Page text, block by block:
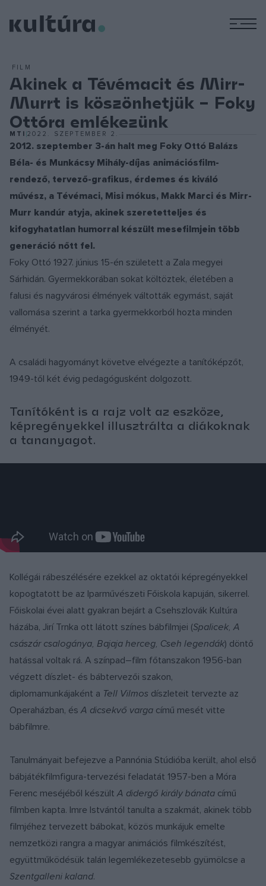
FILM
Akinek a Tévémacit és Mirr-
Murrt is köszönhetjük – Foky
Ottóra emlékezünk
MTI 2022. SZEPTEMBER 2.
2012. szeptember 3-án halt meg Foky Ottó Balázs
Béla- és Munkácsy Mihály-díjas animációsfilm-
rendező, tervező-grafikus, érdemes és kiváló
művész, a Tévémaci, Misi mókus, Makk Marci és Mirr-
Murr kandúr atyja, akinek szeretetteljes és
kifogyhatatlan humorral készült mesefilmjein több
generáció nőtt fel.
Foky Ottó 1927. június 15-én született a Zala megyei
Sárhidán. Gyermekkorában sokat költöztek, életében a
falusi és nagyvárosi élmények váltották egymást, saját
vallomása szerint a tarka gyermekkorból hozta minden
élményét.
A családi hagyományt követve elvégezte a tanítóképzőt,
1949-től két évig pedagógusként dolgozott.
Tanítóként is a rajz volt az eszköze,
képregényekkel illusztrálta a diákoknak
a tananyagot.
Kollégái rábeszélésére ezekkel az oktatói képregényekkel
kopogtatott be az Iparművészeti Főiskola kapuján, sikerrel.
Főiskolai évei alatt gyakran bejárt a Csehszlovák Kultúra
házába, Jirí Trnka ott látott színes bábfilmjei (Spalicek, A
császár csalogánya, Bajaja herceg, Cseh legendák) döntő
hatással voltak rá. A színpad–film főtanszakon 1956-ban
végzett díszlet- és bábtervezői szakon,
diplomamunkájaként a Tell Vilmos díszleteit tervezte az
Operaházban, ésA dicsekvő varga című mesét vitte
bábfilmre.
Tanulmányait befejezve a Pannónia Stúdióba került, ahol első
bábjátékfilmfigura-tervezési feladatát 1957-ben a Móra
Ferenc meséjéből készültA didergő király bánata című
filmben kapta. Imre Istvántól tanulta a szakmát, akinek több
filmjéhez tervezett bábokat, közös munkájuk emelte
nemzetközi rangra a magyar animációs filmkészítést,
együttműködésük talán legemlékezetesebb gyümölcse a
Szentgalleni kaland.